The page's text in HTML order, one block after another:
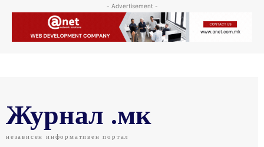
- Advertisement -
Журнал .мк
независен информативен портал